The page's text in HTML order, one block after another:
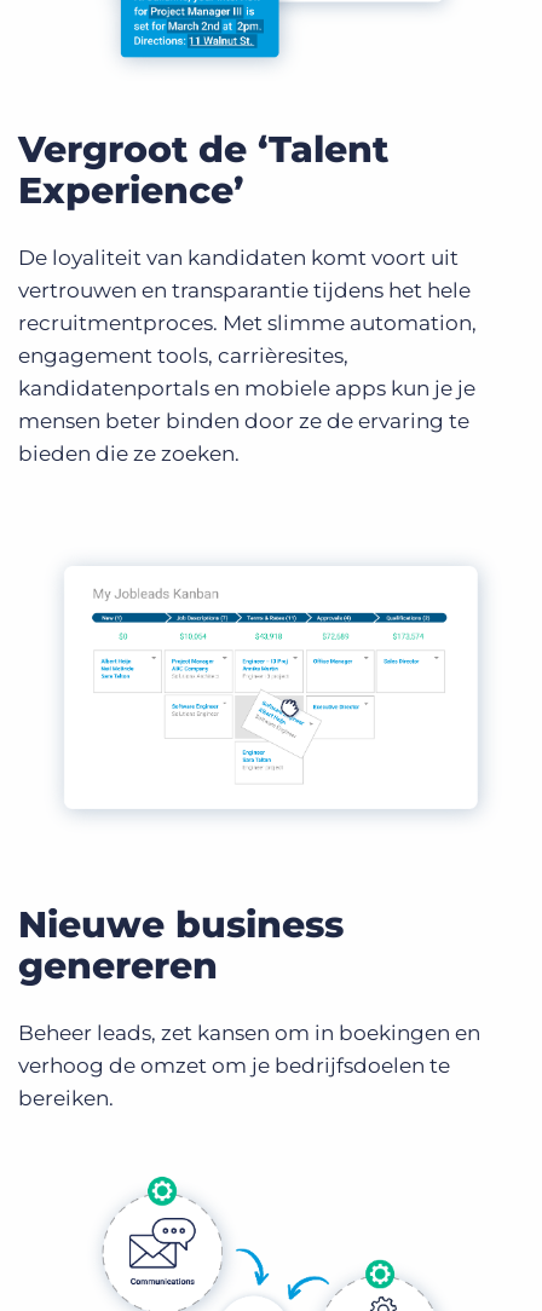
Vergroot de ‘Talent
Experience’
De loyaliteit van kandidaten komt voort uit
vertrouwen en transparantie tijdens het hele
recruitmentproces. Met slimme automation,
engagement tools, carrièresites,
kandidatenportals en mobiele apps kun je je
mensen beter binden door ze de ervaring te
bieden die ze zoeken.
Nieuwe business
genereren
Beheer leads, zet kansen om in boekingen en
verhoog de omzet om je bedrijfsdoelen te
bereiken.